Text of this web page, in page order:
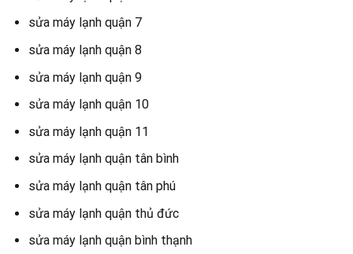
sửa máy lạnh quận 7
sửa máy lạnh quận 8
sửa máy lạnh quận 9
sửa máy lạnh quận 10
sửa máy lạnh quận 11
sửa máy lạnh quận tân bình
sửa máy lạnh quận tân phú
sửa máy lạnh quận thủ đức
sửa máy lạnh quận bình thạnh